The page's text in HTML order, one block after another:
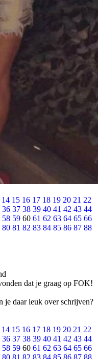
14 15 16 17 18 19 20 21 22
36 37 38 39 40 41 42 43 44
58 59 60 61 62 63 64 65 66
80 81 82 83 84 85 86 87 88
dat je graag op FOK!
je daar leuk over schrijven?
14 15 16 17 18 19 20 21 22
36 37 38 39 40 41 42 43 44
58 59 60 61 62 63 64 65 66
80 81 82 83 84 85 86 87 88